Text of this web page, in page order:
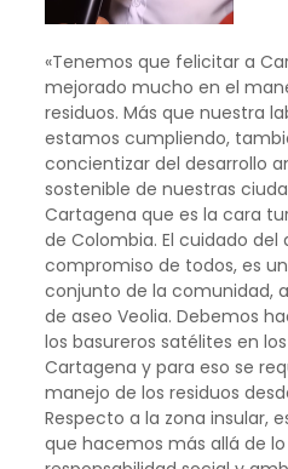
«Tenemos que felicitar a
mejorado mucho en el
residuos. Más que nuestra
estamos cumpliendo,
concientizar del desarrollo
sostenible de nuestras
Cartagena que es la cara
de Colombia. El cuidado
compromiso de todos, es
conjunto de la comunidad,
de aseo Veolia. Debemos
los basureros satélites en
Cartagena y para eso se
manejo de los residuos
Respecto a la zona insular,
que hacemos más allá de